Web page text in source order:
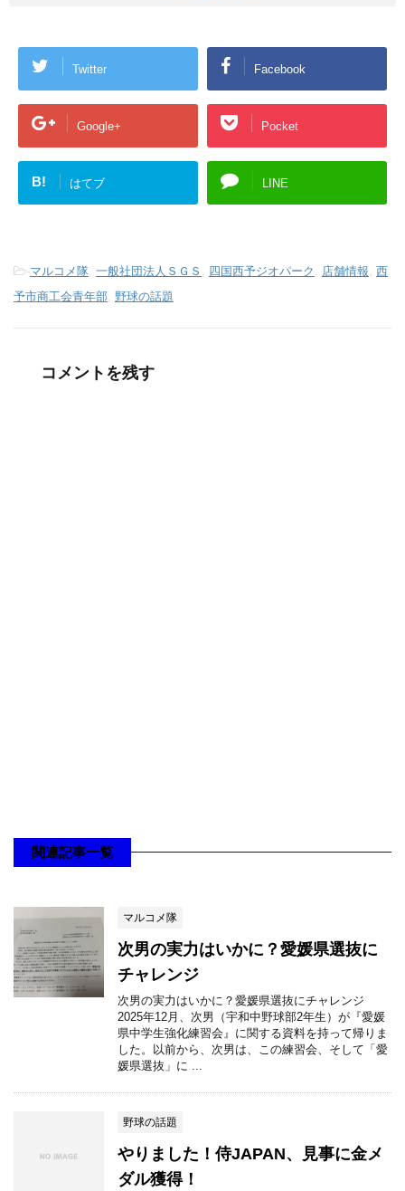
Twitter Facebook
Google+ Pocket
B! はてブ LINE
-マルコメ隊, 一般社団法人ＳＧＳ , 四国西予ジオパーク , 店舗情報, 西
予市商工会青年部, 野球の話題
コメントを残す
関連記事一覧
マルコメ隊
次男の実力はいかに？愛媛県選抜に
チャレンジ
次男の実力はいかに？愛媛県選抜にチャレンジ
2025年12月、次男（宇和中野球部2年生）が『愛媛
県中学生強化練習会』に関する資料を持って帰りま
した。以前から、次男は、この練習会、そして「愛
媛県選抜」に ...
野球の話題
やりました！侍JAPAN、見事に金メ
ダル獲得！